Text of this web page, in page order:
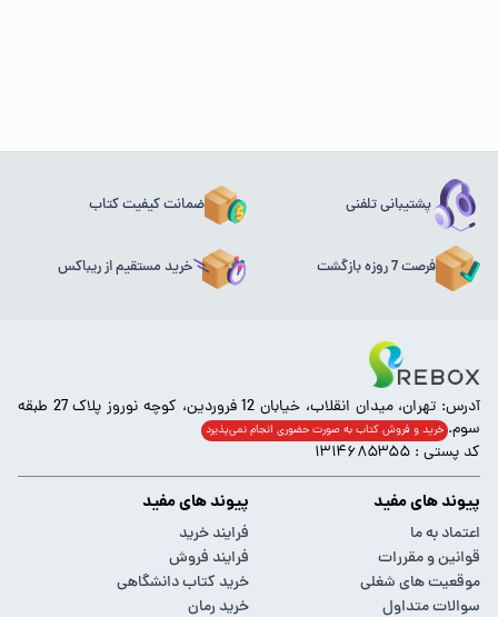
پشتیبانی تلفنی ضمانت کیفیت کتاب
فرصت 7 روزه بازگشت خرید مستقیم از ریباکس
آدرس: تهران، میدان انقلاب، خیابان 12 فروردین، کوچه نوروز پلاک 27 طبقه
سوم. خرید و فروش کتاب به صورت حضوری انجام‌ نمی‌پذیرد
کد پستی : ۱۳۱۴۶۸۵۳۵۵
پیوند های مفید
اعتماد به ما
قوانین و مقررات
موقعیت های شغلی
سوالات متداول
پیوند های مفید
فرایند خرید
فرایند فروش
خرید کتاب دانشگاهی
خرید رمان